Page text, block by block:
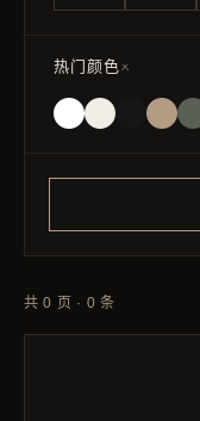
热门颜色
共0 页 · 0 条